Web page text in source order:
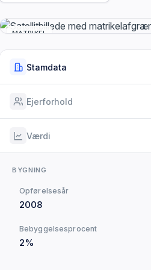
MATRIKEL
Stamdata
Ejerforhold
Værdi
BYGNING
Opførelsesår
2008
Bebyggelsesprocent
2%